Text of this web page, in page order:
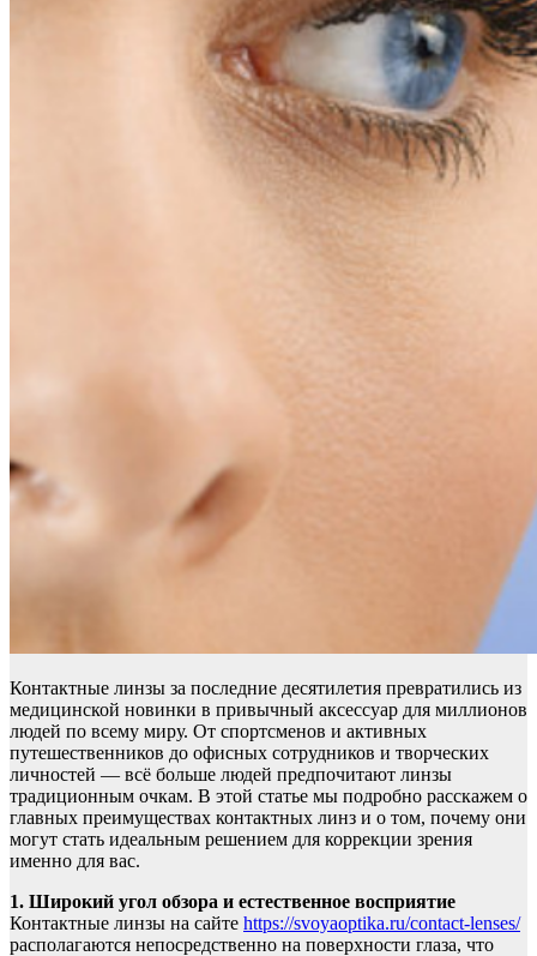
Контактные линзы за последние десятилетия превратились из
медицинской новинки в привычный аксессуар для миллионов
людей по всему миру. От спортсменов и активных
путешественников до офисных сотрудников и творческих
личностей — всё больше людей предпочитают линзы
традиционным очкам. В этой статье мы подробно расскажем о
главных преимуществах контактных линз и о том, почему они
могут стать идеальным решением для коррекции зрения
именно для вас.
1. Широкий угол обзора и естественное восприятие
Контактные линзы на сайте https://svoyaoptika.ru/contact-lenses/
располагаются непосредственно на поверхности глаза, что